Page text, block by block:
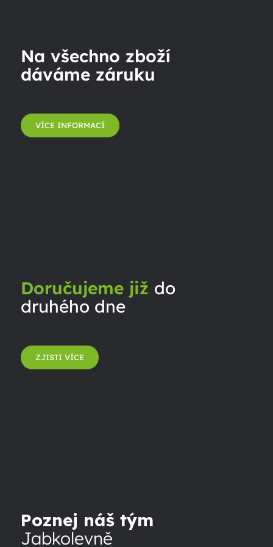
Na všechno zboží
dáváme záruku
VÍCE INFORMACÍ
Doručujeme již do
druhého dne
ZJISTI VÍCE
Poznej náš tým
Jabkolevně